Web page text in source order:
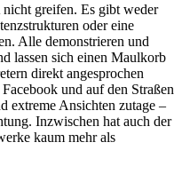
greifen. Es gibt weder
oder eine
Alle demonstrieren und
lassen sich einen Maulkorb
direkt angesprochen
und auf den Straßen
extreme Ansichten zutage –
Inzwischen hat auch der
kaum mehr als